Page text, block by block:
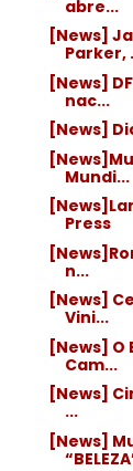
abre...
[News]
Parker,
[News]
nac...
[News]
Mundi...
Press
n...
[News]
Vini...
[News]
Cam...
[News]
...
[News]